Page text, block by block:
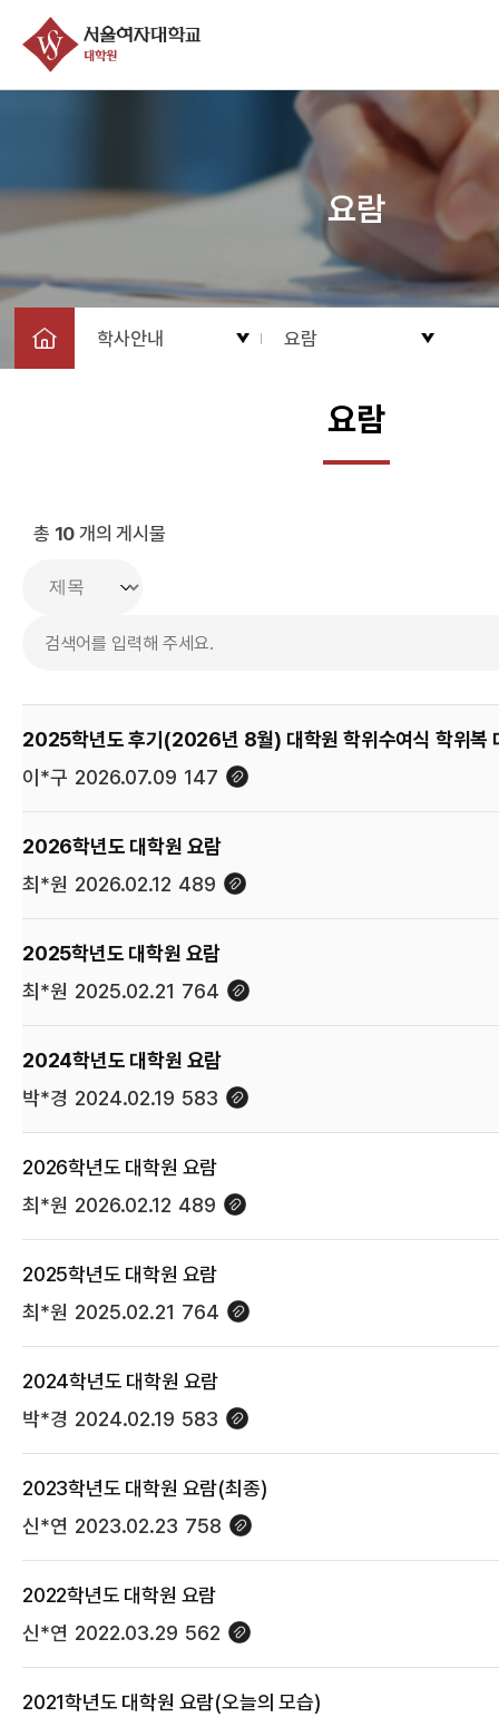
요람
학사안내 요람
요람
총 10 개의 게시물
이*구 2026.07.09 147
2026학년도 대학원 요람
최*원 2026.02.12 489
2025학년도 대학원 요람
최*원 2025.02.21 764
2024학년도 대학원 요람
박*경 2024.02.19 583
2026학년도 대학원 요람
최*원 2026.02.12 489
2025학년도 대학원 요람
최*원 2025.02.21 764
2024학년도 대학원 요람
박*경 2024.02.19 583
2023학년도 대학원 요람(최종)
신*연 2023.02.23 758
2022학년도 대학원 요람
신*연 2022.03.29 562
2021학년도 대학원 요람(오늘의 모습)